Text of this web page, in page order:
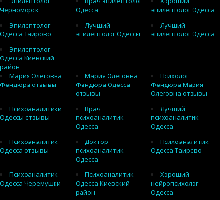
Черноморск
Одесса
эпилептолог Одесса
Эпилептолог
Одесса Таирово
Лучший
эпилептолог Одессы
Лучший
эпилептолог Одесса
Эпилептолог
Одесса Киевский
район
Мария Олеговна
Фендюра отзывы
Мария Олеговна
Фендюра Одесса
отзывы
Психолог
Фендюра Мария
Олеговна отзывы
Психоаналитики
Одессы отзывы
Врач
психоаналитик
Одесса
Лучший
психоаналитик
Одесса
Психоаналитик
Одесса отзывы
Доктор
психоаналитик
Одесса
Психоаналитик
Одесса Таирово
Психоаналитик
Одесса Черемушки
Психоаналитик
Одесса Киевский
район
Хороший
нейропсихолог
Одесса